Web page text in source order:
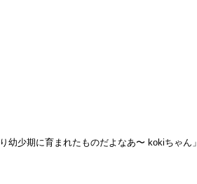
幼少期に育まれたものだよなあ〜 kokiちゃん」